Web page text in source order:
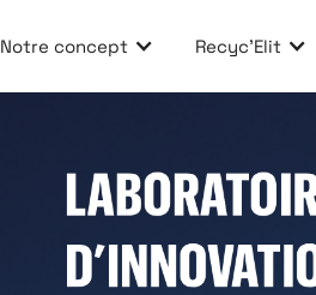
Notre concept Recyc'Elit